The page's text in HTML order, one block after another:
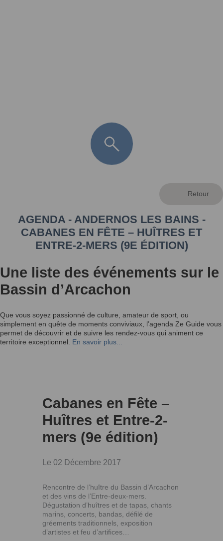
AGENDA - ANDERNOS LES BAINS -
CABANES EN FÊTE – HUÎTRES ET
ENTRE-2-MERS (9E ÉDITION)
Une liste des événements sur le
Bassin d’Arcachon
Que vous soyez passionné de culture, amateur de sport, ou
simplement en quête de moments conviviaux, l’agenda Ze Guide vous
permet de découvrir et de suivre les rendez-vous qui animent ce
territoire exceptionnel. En savoir plus...
Cabanes en Fête –
Huîtres et Entre-2-
mers (9e édition)
Le 02 Décembre 2017
Rencontre de l’huître du Bassin d’Arcachon
et des vins de l’Entre-deux-mers.
Dégustation d’huîtres et de tapas, chants
marins, concerts, bandas, défilé de
gréements traditionnels, exposition
d’artistes et feu d’artifices…